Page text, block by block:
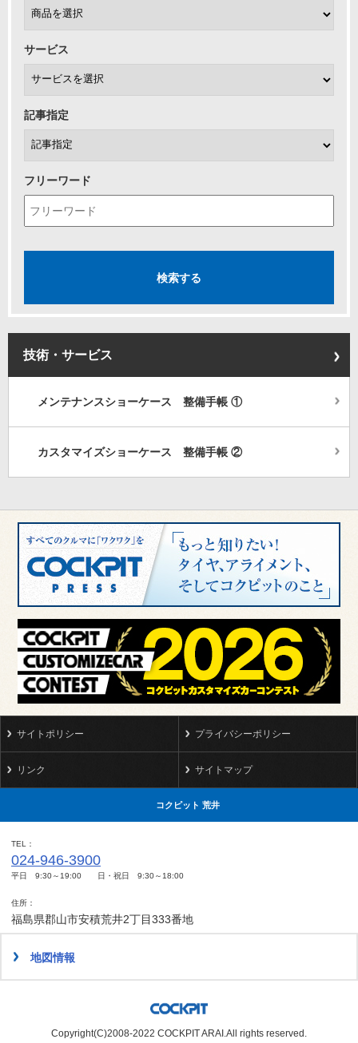
サービス
記事指定
フリーワード
技術・サービス
メンテナンスショーケース 整備手帳 ①
カスタマイズショーケース 整備手帳 ②
サイトポリシー プライバシーポリシー
リンク サイトマップ
コクピット 荒井
TEL
024-946-3900
平日 9:30～19:00 日・祝日 9:30～18:00
住所
福島県郡山市安積荒井2丁目333番地
地図情報
Copyright(C)2008-2022 COCKPIT ARAI.All rights reserved.